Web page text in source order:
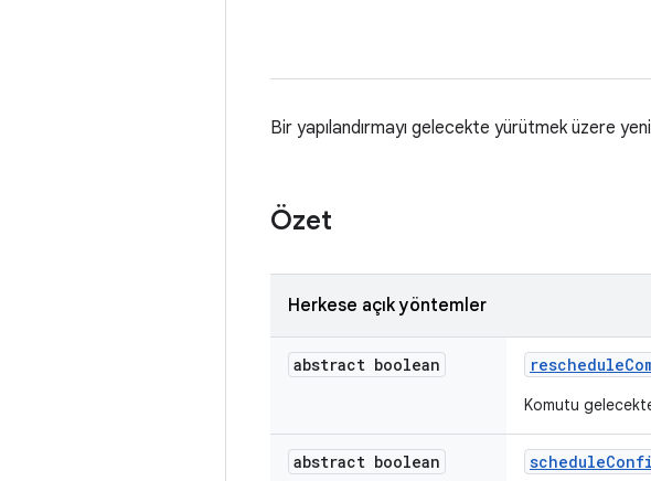
Bir yapılandırmayı gelecekte yürütmek üzere
Özet
Herkese açık yöntemler
abstract boolean reschedule
Komutu
abstract boolean schedule